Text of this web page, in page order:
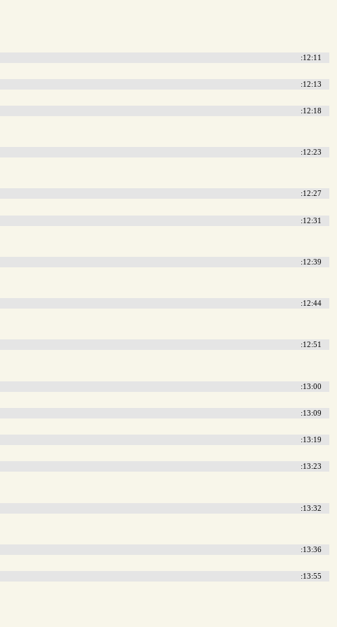
:12:11
:12:13
:12:18
:12:23
:12:27
:12:31
:12:39
:12:44
:12:51
:13:00
:13:09
:13:19
:13:23
:13:32
:13:36
:13:55